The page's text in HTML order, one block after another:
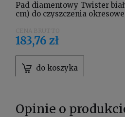
Pad diamentowy Twister
cm) do czyszczenia
183,76 zł
do koszyka
Opinie o